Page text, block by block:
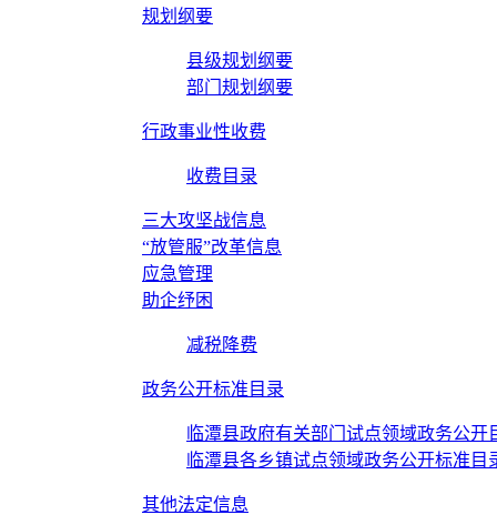
规划纲要
县级规划纲要
部门规划纲要
行政事业性收费
收费目录
三大攻坚战信息
“放管服”改革信息
应急管理
助企纾困
减税降费
政务公开标准目录
临潭县政府有关部门试点领域政务公开
临潭县各乡镇试点领域政务公开标准目
其他法定信息